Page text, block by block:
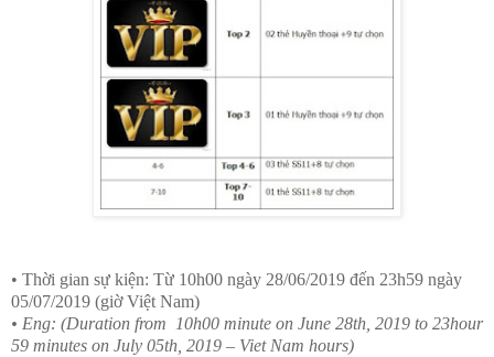
• Thời gian sự kiện: Từ 10h00 ngày 28/06/2019 đến 23h59 ngày
05/07/2019 (giờ Việt Nam)
• Eng: (Duration from
10h00 minute on June 28th, 2019 to 23hour
59 minutes on July 05th, 2019 – Viet Nam hours)